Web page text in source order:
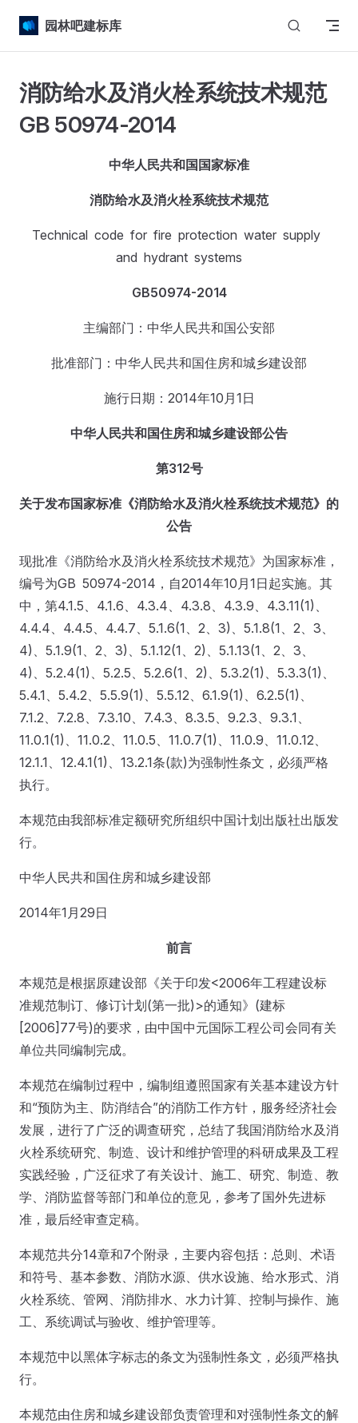
Skip to content
园林吧建标库
消防给水及消火栓系统技术规范
GB 50974-2014
中华人民共和国国家标准
消防给水及消火栓系统技术规范
Technical code for fire protection water supply
and hydrant systems
GB50974-2014
主编部门：中华人民共和国公安部
批准部门：中华人民共和国住房和城乡建设部
施行日期：2014年10月1日
中华人民共和国住房和城乡建设部公告
第312号
关于发布国家标准《消防给水及消火栓系统技术规范》的
公告
现批准《消防给水及消火栓系统技术规范》为国家标准，
编号为GB 50974-2014，自2014年10月1日起实施。其
中，第4.1.5、4.1.6、4.3.4、4.3.8、4.3.9、4.3.11(1)、
4.4.4、4.4.5、4.4.7、5.1.6(1、2、3)、5.1.8(1、2、3、
4)、5.1.9(1、2、3)、5.1.12(1、2)、5.1.13(1、2、3、
4)、5.2.4(1)、5.2.5、5.2.6(1、2)、5.3.2(1)、5.3.3(1)、
5.4.1、5.4.2、5.5.9(1)、5.5.12、6.1.9(1)、6.2.5(1)、
7.1.2、7.2.8、7.3.10、7.4.3、8.3.5、9.2.3、9.3.1、
11.0.1(1)、11.0.2、11.0.5、11.0.7(1)、11.0.9、11.0.12、
12.1.1、12.4.1(1)、13.2.1条(款)为强制性条文，必须严格
执行。
本规范由我部标准定额研究所组织中国计划出版社出版发
行。
中华人民共和国住房和城乡建设部
2014年1月29日
前言
本规范是根据原建设部《关于印发<2006年工程建设标
准规范制订、修订计划(第一批)>的通知》(建标
[2006]77号)的要求，由中国中元国际工程公司会同有关
单位共同编制完成。
本规范在编制过程中，编制组遵照国家有关基本建设方针
和“预防为主、防消结合”的消防工作方针，服务经济社会
发展，进行了广泛的调查研究，总结了我国消防给水及消
火栓系统研究、制造、设计和维护管理的科研成果及工程
实践经验，广泛征求了有关设计、施工、研究、制造、教
学、消防监督等部门和单位的意见，参考了国外先进标
准，最后经审查定稿。
本规范共分14章和7个附录，主要内容包括：总则、术语
和符号、基本参数、消防水源、供水设施、给水形式、消
火栓系统、管网、消防排水、水力计算、控制与操作、施
工、系统调试与验收、维护管理等。
本规范中以黑体字标志的条文为强制性条文，必须严格执
行。
本规范由住房和城乡建设部负责管理和对强制性条文的解